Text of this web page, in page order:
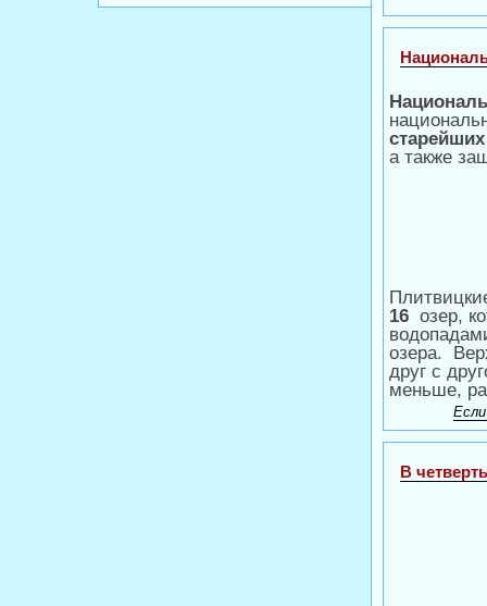
а также
16 озер,
озера.
друг с
меньше,
В